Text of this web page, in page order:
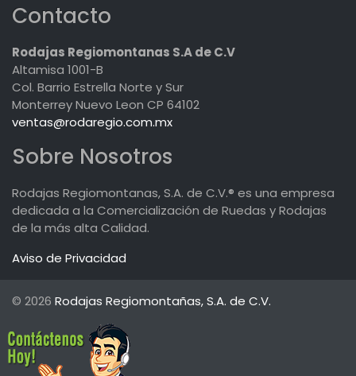
Contacto
Rodajas Regiomontanas S.A de C.V
Altamisa 1001-B
Col. Barrio Estrella Norte y Sur
Monterrey Nuevo Leon CP 64102
ventas@rodaregio.com.mx
Sobre Nosotros
Rodajas Regiomontanas, S.A. de C.V.® es una empresa
dedicada a la Comercialización de Ruedas y Rodajas
de la más alta Calidad.
Aviso de Privacidad
© 2026 Rodajas Regiomontañas, S.A. de C.V.